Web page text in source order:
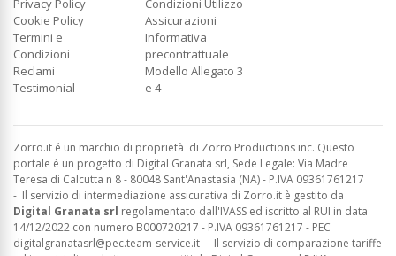
Privacy Policy
Cookie Policy
Termini e
Condizioni
Reclami
Testimonial
Condizioni Utilizzo
Assicurazioni
Informativa
precontrattuale
Modello Allegato 3
e 4
Zorro.it é un marchio di proprietà di Zorro Productions inc. Questo
portale è un progetto di Digital Granata srl, Sede Legale: Via Madre
Teresa di Calcutta n 8 - 80048 Sant'Anastasia (NA) - P.IVA 09361761217
- Il servizio di intermediazione assicurativa di Zorro.it è gestito da
Digital Granata srl regolamentato dall'IVASS ed iscritto al RUI in data
14/12/2022 con numero B000720217 - P.IVA 09361761217 - PEC
digitalgranatasrl@pec.team-service.it - Il servizio di comparazione tariffe